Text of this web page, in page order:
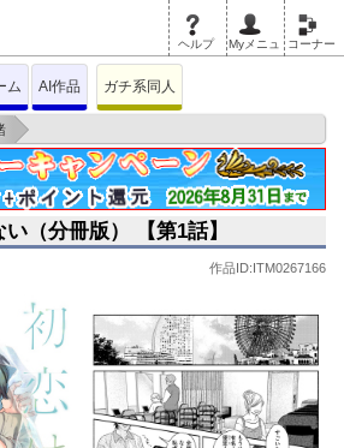
ヘルプ Myメニュ コーナー
ム AI作品 ガチ系同人
>
版） 【第1話】
（分冊版） 【第1話】
作品ID:ITM0267166